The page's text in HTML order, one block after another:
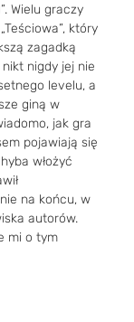
Wielu graczy
który
zagadką
nigdy jej nie
levelu, a
giną w
jak gra
pojawiają się
włożyć
na końcu, w
autorów.
mi o tym